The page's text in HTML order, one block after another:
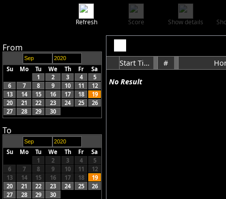
Refresh Score Show details
From
Su Mo Tu We Th Fr
Sa
1
2 3 4
5
6
7 8 9 10 11
12
13
14 15 16 17 18
19
20
21 22 23 24 25
26
27
28 29 30
To
Su Mo Tu We Th Fr
Sa
1
2 3 4
5
6
7 8 9 10 11
12
13
14 15 16 17 18
19
20
21 22 23 24 25
26
27
28 29 30
No Result
Start Time #